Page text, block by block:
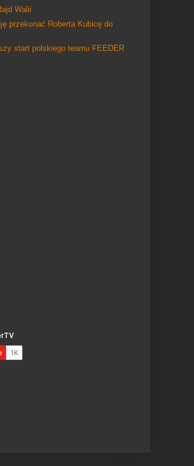
Walii
przekonać Roberta Kubicę do
start polskiego teamu FEEDER